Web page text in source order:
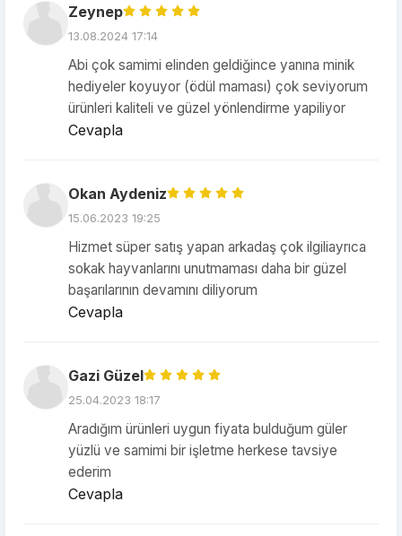
Zeynep
13.08.2024 17:14
Abi çok samimi elinden geldiğince yanına minik
hediyeler koyuyor (ödül maması) çok seviyorum
ürünleri kaliteli ve güzel yönlendirme yapiliyor
Cevapla
Okan Aydeniz
15.06.2023 19:25
Hizmet süper satış yapan arkadaş çok ilgiliayrıca
sokak hayvanlarını unutmaması daha bir güzel
başarılarının devamını diliyorum
Cevapla
Gazi Güzel
25.04.2023 18:17
Aradığım ürünleri uygun fiyata bulduğum güler
yüzlü ve samimi bir işletme herkese tavsiye
ederim
Cevapla